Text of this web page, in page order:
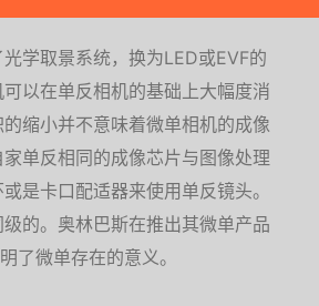
学取景系统，换为LED或EVF的
以在单反相机的基础上大幅度消
缩小并不意味着微单相机的成像
单反相同的成像芯片与图像处理
是卡口配适器来使用单反镜头。
的。奥林巴斯在推出其微单产品
了微单存在的意义。